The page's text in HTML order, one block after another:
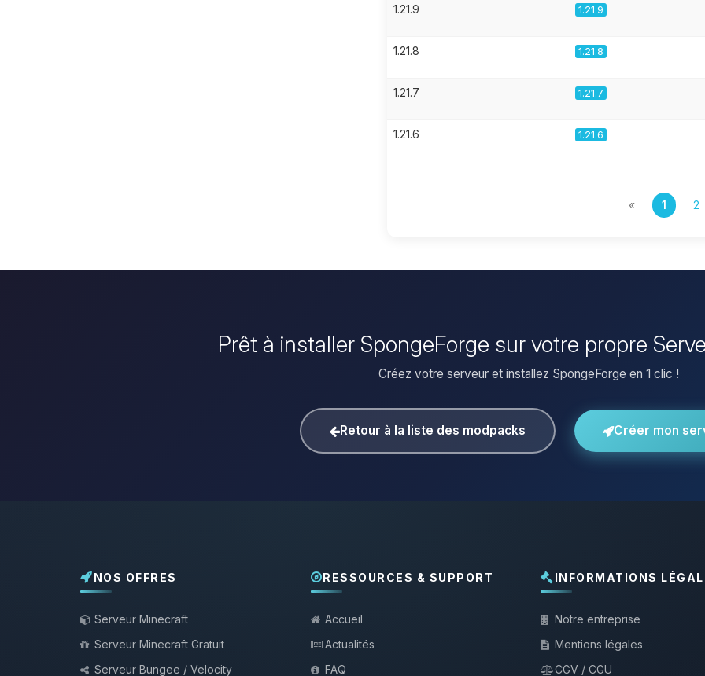
1.21.9 1.21.9
1.21.8 1.21.8
1.21.7 1.21.7
1.21.6 1.21.6
« 1 2
Prêt à installer SpongeForge sur votre propre
Créez votre serveur et installez SpongeForge en 1 clic !
Retour à la liste des modpacks Créer mon
NOS OFFRES
Serveur Minecraft
Serveur Minecraft Gratuit
Serveur Bungee / Velocity
RESSOURCES & SUPPORT
Accueil
Actualités
FAQ
INFORMATIONS
Notre entreprise
Mentions légales
CGV / CGU